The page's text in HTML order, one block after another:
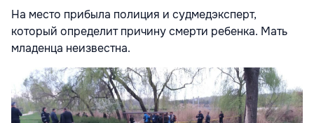
На место прибыла полиция и судмедэксперт,
который определит причину смерти ребенка. Мать
младенца неизвестна.